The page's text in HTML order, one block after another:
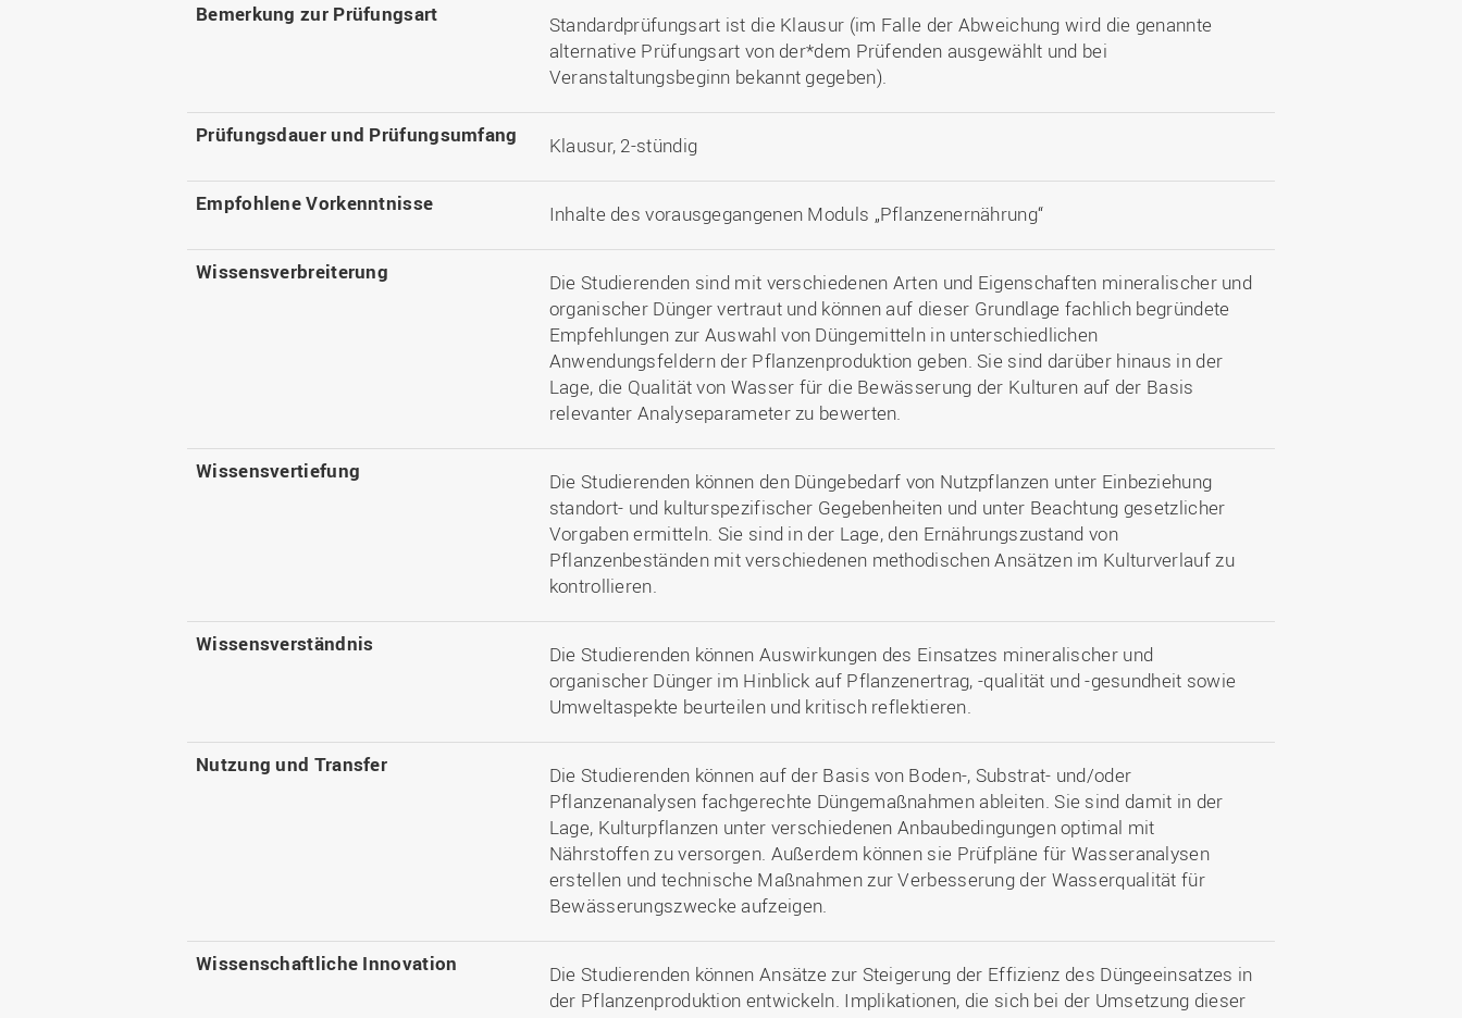
Bemerkung zur Prüfungsart
Standardprüfungsart ist die Klausur (im Falle der Abweichung wird die genannte
alternative Prüfungsart von der*dem Prüfenden ausgewählt und bei
Veranstaltungsbeginn bekannt gegeben).
Prüfungsdauer und Prüfungsumfang Klausur, 2-stündig
Empfohlene Vorkenntnisse Inhalte des vorausgegangenen Moduls „Pflanzenernährung“
Wissensverbreiterung
Die Studierenden sind mit verschiedenen Arten und Eigenschaften mineralischer und
organischer Dünger vertraut und können auf dieser Grundlage fachlich begründete
Empfehlungen zur Auswahl von Düngemitteln in unterschiedlichen
Anwendungsfeldern der Pflanzenproduktion geben. Sie sind darüber hinaus in der
Lage, die Qualität von Wasser für die Bewässerung der Kulturen auf der Basis
relevanter Analyseparameter zu bewerten.
Wissensvertiefung
Die Studierenden können den Düngebedarf von Nutzpflanzen unter Einbeziehung
standort- und kulturspezifischer Gegebenheiten und unter Beachtung gesetzlicher
Vorgaben ermitteln. Sie sind in der Lage, den Ernährungszustand von
Pflanzenbeständen mit verschiedenen methodischen Ansätzen im Kulturverlauf zu
kontrollieren.
Wissensverständnis
Die Studierenden können Auswirkungen des Einsatzes mineralischer und
organischer Dünger im Hinblick auf Pflanzenertrag, -qualität und -gesundheit sowie
Umweltaspekte beurteilen und kritisch reflektieren.
Nutzung und Transfer
Die Studierenden können auf der Basis von Boden-, Substrat- und/oder
Pflanzenanalysen fachgerechte Düngemaßnahmen ableiten. Sie sind damit in der
Lage, Kulturpflanzen unter verschiedenen Anbaubedingungen optimal mit
Nährstoffen zu versorgen. Außerdem können sie Prüfpläne für Wasseranalysen
erstellen und technische Maßnahmen zur Verbesserung der Wasserqualität für
Bewässerungszwecke aufzeigen.
Wissenschaftliche Innovation
Die Studierenden können Ansätze zur Steigerung der Effizienz des Düngeeinsatzes in
der Pflanzenproduktion entwickeln. Implikationen, die sich bei der Umsetzung dieser